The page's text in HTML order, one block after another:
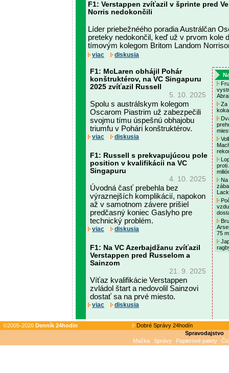
F1: Verstappen zvíťazil v šprinte pred
Norris nedokončili
Líder priebežnéého poradia Austrálčan
preteky nedokončil, keď už v prvom kole
tímovým kolegom Britom Landom
viac diskusia
F1: McLaren obhájil Pohár
konštruktérov, na VC Singapuru
2025 zvíťazil Russell
5. 10. 2025
Spolu s austrálskym kolegom
Oscarom Piastrim už zabezpečili
svojmu tímu úspešnú obhajobu
triumfu v Pohári konštruktérov.
viac diskusia
F1: Russell s prekvapujúcou pole
position v kvalifikácii na VC
Singapuru
4. 10. 2025
Úvodná časť prebehla bez
výraznejších komplikácií, napokon
až v samotnom závere prišiel
predčasný koniec Gaslyho pre
technický problém.
viac diskusia
F1: Na VC Azerbajdžanu zvíťazil
Verstappen pred Russelom a
Sainzom
21. 9. 2025
Víťaz kvalifikácie Verstappen
zvládol štart a nedovolil Sainzovi
dostať sa na prvé miesto.
viac diskusia
Za
proti
75
©2005-2026 Denník 24hodin
Dobré Správy 24hodín
Spravodajstvo
Mačka
Správy Papierové palety